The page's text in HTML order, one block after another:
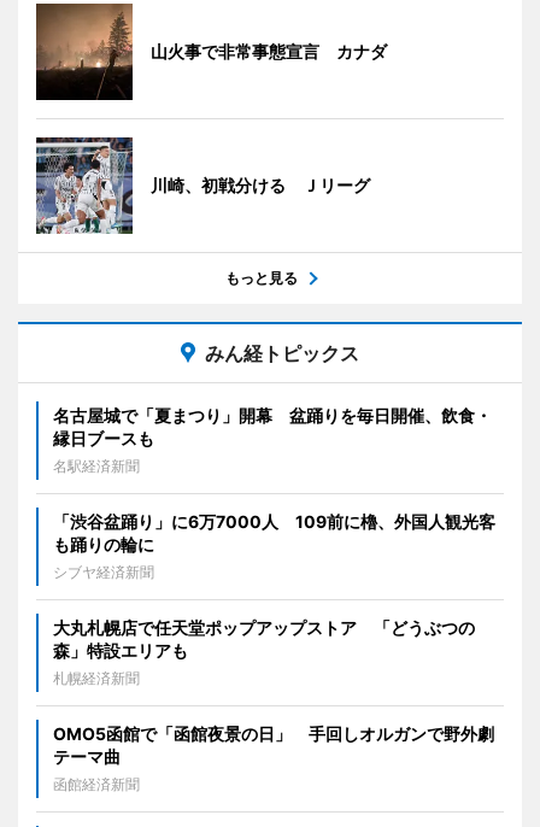
山火事で非常事態宣言 カナダ
川崎、初戦分ける Ｊリーグ
もっと見る
みん経トピックス
名古屋城で「夏まつり」開幕 盆踊りを毎日開催、飲食・
縁日ブースも
名駅経済新聞
「渋谷盆踊り」に6万7000人 109前に櫓、外国人観光客
も踊りの輪に
シブヤ経済新聞
大丸札幌店で任天堂ポップアップストア 「どうぶつの
森」特設エリアも
札幌経済新聞
OMO5函館で「函館夜景の日」 手回しオルガンで野外劇
テーマ曲
函館経済新聞